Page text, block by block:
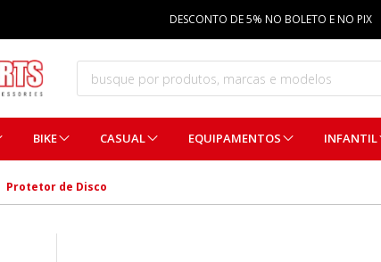
DESCONTO DE 5% NO BOLETO E NO PIX
BIKE CASUAL EQUIPAMENTOS INFANTIL
Protetor de Disco